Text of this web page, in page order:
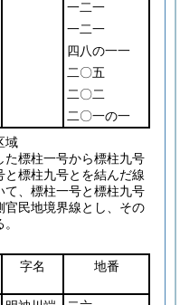
一二一
一二一
四八の一一
二〇五
二〇二
二〇一の一
域
た標柱一号から標柱九号
と標柱九号とを結んだ線
て、標柱一号と標柱九号
官民地境界線とし、その
字名 地番